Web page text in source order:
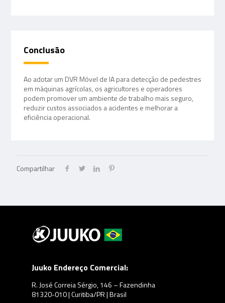
Conclusão
Ao adotar um DVR Móvel de IA para detecção de pedestres
em máquinas agrícolas, os agricultores e operadores
podem promover um ambiente de trabalho mais seguro,
reduzir custos associados a acidentes e melhorar a
eficiência operacional.
Compartilhar
Juuko Endereço Comercial:
R. José Correia Sérgio, 146 – Fazendinha
81320-010 | Curitiba/PR | Brasil